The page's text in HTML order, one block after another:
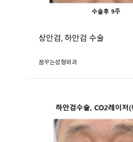
상안검, 하안검 수술
꿈꾸는성형외과